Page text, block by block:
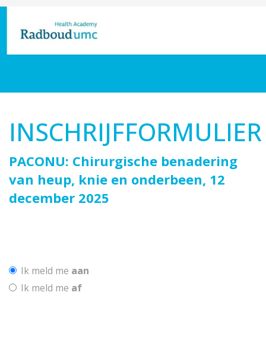
INSCHRIJFFORMULIER
PACONU: Chirurgische benadering
van heup, knie en onderbeen, 12
december 2025
Ik meld me aan
Ik meld me af